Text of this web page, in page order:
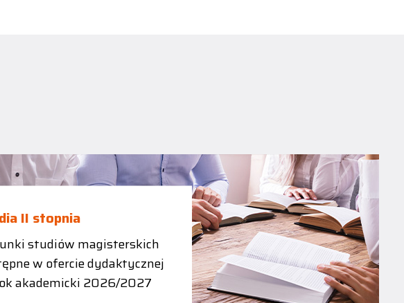
II stopnia
studiów magisterskich
w ofercie dydaktycznej
akademicki 2026/2027